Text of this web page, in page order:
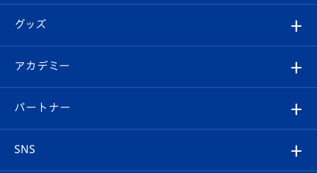
チケット
イベント
メディア
スタッフプロフィール
マスコット紹介
はじめての観戦ガイド
Revive Team
ヴィヴィくんの長崎おもてなしガイド
フォトギャラリー
スタジアムグルメ
チケット
V-LOVERS（ファンクラブ）
プレイヤーズスイート
グッズ
オンラインショップ
店舗情報
アカデミー
育成からのお知らせ
パートナー
SNS